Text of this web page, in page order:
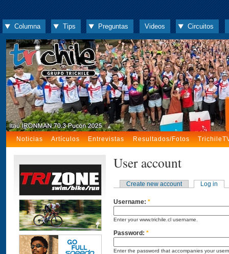
Columna Tips Preguntas Videos Circuitos
Noticias Artículos Entrevistas Resultados/Fotos
User account
Create new account Log in
Username: *
Enter your www.trichile.cl username.
Password: *
Enter the password that accompanies your